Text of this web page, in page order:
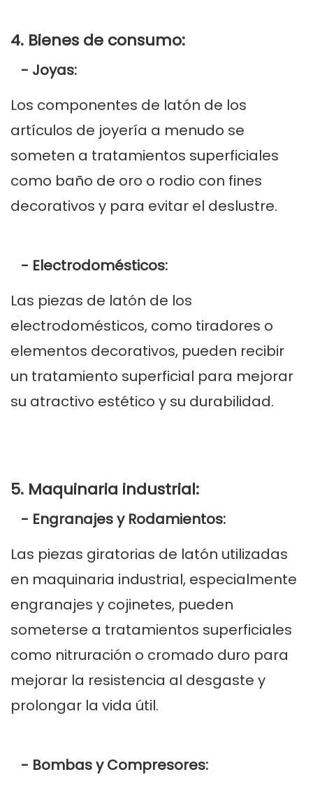
4. Bienes de consumo:
- Joyas:
Los componentes de latón de los
artículos de joyería a menudo se
someten a tratamientos superficiales
como baño de oro o rodio con fines
decorativos y para evitar el deslustre.
- Electrodomésticos:
Las piezas de latón de los
electrodomésticos, como tiradores o
elementos decorativos, pueden recibir
un tratamiento superficial para mejorar
su atractivo estético y su durabilidad.
5. Maquinaria industrial:
- Engranajes y Rodamientos:
Las piezas giratorias de latón utilizadas
en maquinaria industrial, especialmente
engranajes y cojinetes, pueden
someterse a tratamientos superficiales
como nitruración o cromado duro para
mejorar la resistencia al desgaste y
prolongar la vida útil.
- Bombas y Compresores: